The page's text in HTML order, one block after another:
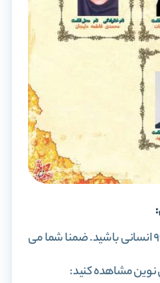
منتظر مصاحبه با رتبه های برتر کنکور 99 انسانی باشید. ضمنا شما می
نوین مشاهده کنید: